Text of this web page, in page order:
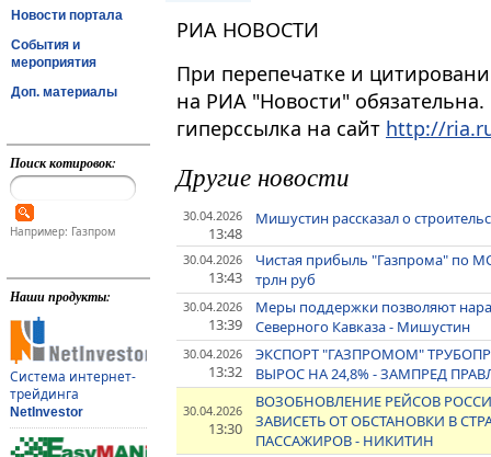
Новости портала
События и
мероприятия
Доп. материалы
Поиск котировок:
Например: Газпром
Наши продукты:
Система интернет-
трейдинга
NetInvestor
РИА НОВОСТИ
При перепечатке и
на РИА "Новости"
гиперссылка на сайт http://
Другие новости
30.04.2026
13:48
Мишустин рассказал о
30.04.2026
13:43
Чистая прибыль "Газпрома" по
трлн руб
30.04.2026
13:39
Меры поддержки позволяют
Северного Кавказа - Мишустин
30.04.2026
13:32
ЭКСПОРТ "ГАЗПРОМОМ"
ВЫРОС НА 24,8% - ЗАМПРЕД
30.04.2026
13:30
ВОЗОБНОВЛЕНИЕ РЕЙСОВ
ЗАВИСЕТЬ ОТ ОБСТАНОВКИ В
ПАССАЖИРОВ - НИКИТИН